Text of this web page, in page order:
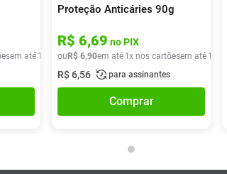
em até 1 R$ 9, 90
Proteção Anticáries 90g
R$ 6,69 no PIX
ou R$ 6,90em até 1x nos cartõesem até 1
R$6,56 para assinantes
Comprar